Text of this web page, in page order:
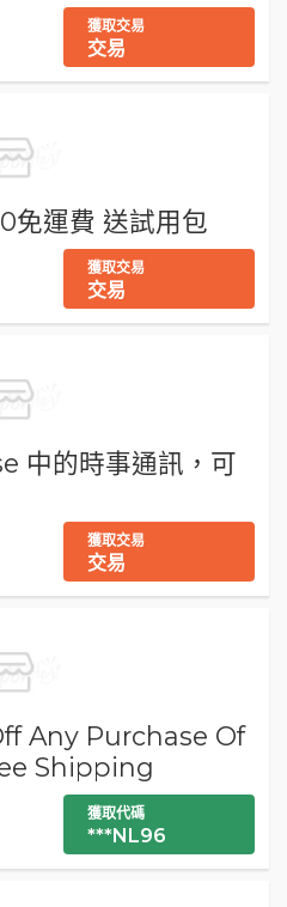
獲取交易
交易
免運費 送試用包
獲取交易
交易
中的時事通訊，可
獲取交易
交易
Any Purchase Of
Shipping
獲取代碼
***NL96